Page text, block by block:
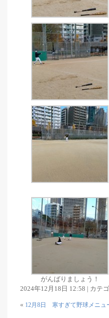
がんばりましょう！
2024年12月18日 12:58 | カテ
« 12月8日 寒すぎて野球メニュ